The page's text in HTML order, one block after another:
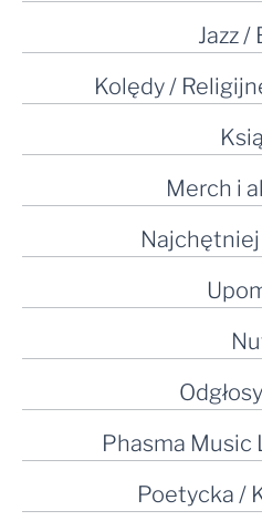
Jazz /
Kolędy /
Merch i
Phasma Music
Poetycka /